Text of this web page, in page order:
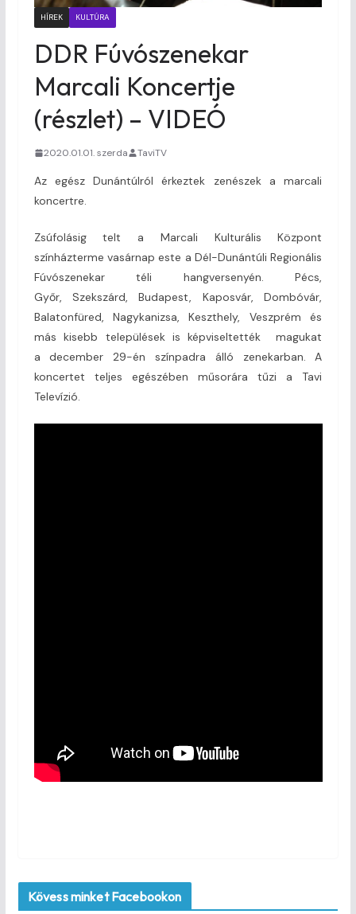
HÍREK KULTÚRA
DDR Fúvószenekar
Marcali Koncertje
(részlet) – VIDEÓ
2020.01.01. szerda TaviTV
Az egész Dunántúlról érkeztek zenészek a marcali
koncertre.
Zsúfolásig telt a Marcali Kulturális Központ
színházterme vasárnap este a Dél-Dunántúli Regionális
Fúvószenekar téli hangversenyén. Pécs,
Győr, Szekszárd, Budapest, Kaposvár, Dombóvár,
Balatonfüred, Nagykanizsa, Keszthely, Veszprém és
más kisebb települések is képviseltették magukat
a december 29-én színpadra álló zenekarban. A
koncertet teljes egészében műsorára tűzi a Tavi
Televízió.
Kövess minket Facebookon